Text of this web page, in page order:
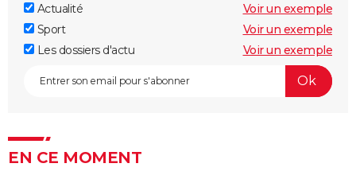
Actualité
Voir un exemple
Sport
Voir un exemple
Les dossiers d'actu
Voir un exemple
EN CE MOMENT